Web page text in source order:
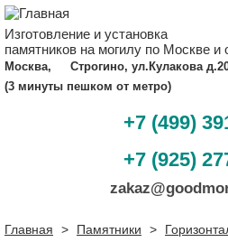
Изготовление и установка
памятников на могилу по Москве и
Москва,
Строгино, ул.Кулакова
(3 минуты пешком от метро)
+7 (499)
+7 (925)
Главная > Памятники >